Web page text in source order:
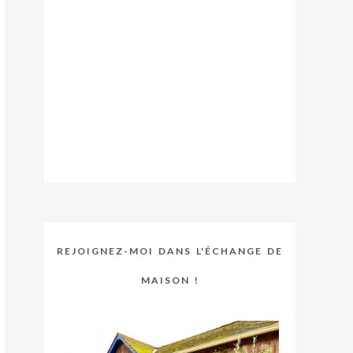
REJOIGNEZ-MOI DANS L'ÉCHANGE DE
MAISON !